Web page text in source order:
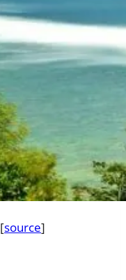
source]